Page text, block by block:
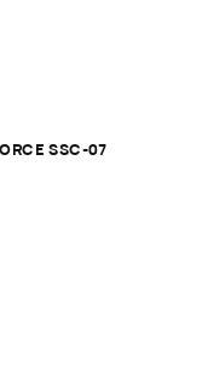
SSC-07